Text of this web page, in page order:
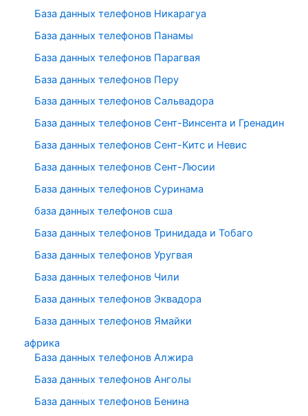
База данных телефонов Никарагуа
База данных телефонов Панамы
База данных телефонов Парагвая
База данных телефонов Перу
База данных телефонов Сальвадора
База данных телефонов Сент-Винсента и Гренадин
База данных телефонов Сент-Китс и Невис
База данных телефонов Сент-Люсии
База данных телефонов Суринама
база данных телефонов сша
База данных телефонов Тринидада и Тобаго
База данных телефонов Уругвая
База данных телефонов Чили
База данных телефонов Эквадора
База данных телефонов Ямайки
африка
База данных телефонов Алжира
База данных телефонов Анголы
База данных телефонов Бенина